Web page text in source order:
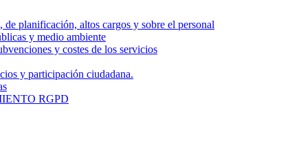
planificación, altos cargos y sobre el personal
y medio ambiente
y costes de los servicios
y participación ciudadana.
RGPD